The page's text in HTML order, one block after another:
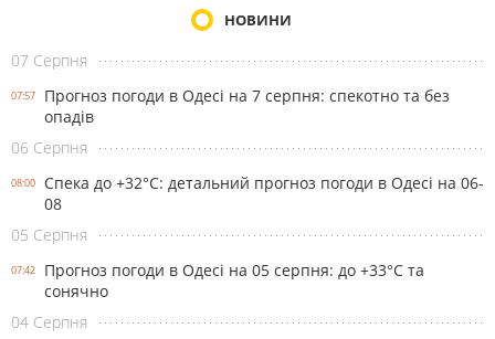
НОВИНИ
07 Серпня
07:57
Прогноз погоди в Одесі на 7 серпня: спекотно та без
опадів
06 Серпня
08:00
Спека до +32°С: детальний прогноз погоди в Одесі на 06-
08
05 Серпня
07:42
Прогноз погоди в Одесі на 05 серпня: до +33°С та
сонячно
04 Серпня